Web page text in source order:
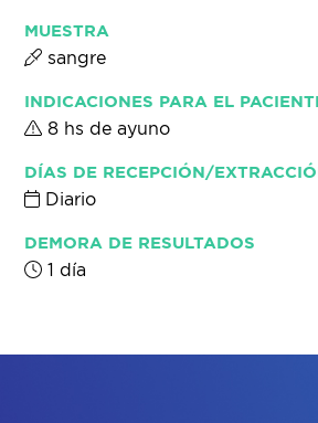
MUESTRA
sangre
INDICACIONES PARA EL
8 hs de ayuno
DÍAS DE RECEPCIÓN/
Diario
DEMORA DE RESULTADOS
1 día